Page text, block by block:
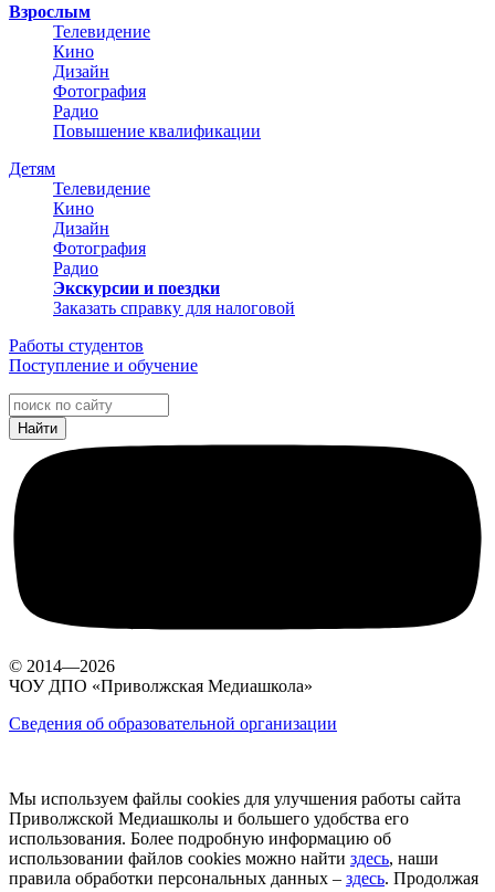
Взрослым
Телевидение
Кино
Дизайн
Фотография
Радио
Повышение квалификации
Детям
Телевидение
Кино
Дизайн
Фотография
Радио
Экскурсии и поездки
Заказать справку для налоговой
Работы студентов
Поступление и обучение
© 2014—2026
ЧОУ ДПО «Приволжская Медиашкола»
Сведения об образовательной организации
Мы используем файлы cookies для улучшения работы сайта
Приволжской Медиашколы и большего удобства его
использования. Более подробную информацию об
использовании файлов cookies можно найти здесь, наши
правила обработки персональных данных – здесь. Продолжая